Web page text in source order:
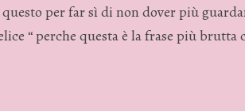
per far sì di non dover più
“ perche questa è la frase più brutta